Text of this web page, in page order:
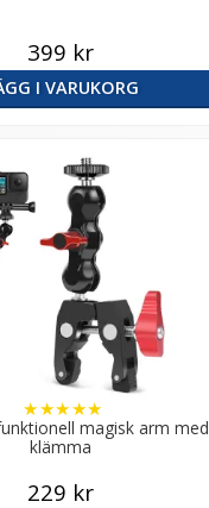
399 kr
I VARUKORG
magisk arm med
klämma
★★★★★
229 kr